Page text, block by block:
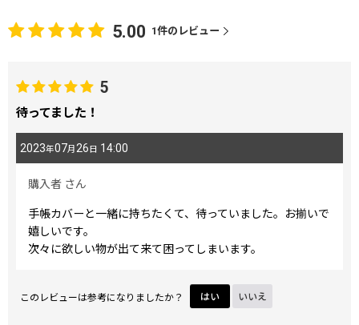
5.00 1件のレビュー
5
待ってました！
2023年07月 26日 14:00
購入者 さん
手帳カバーと一緒に持ちたくて、待っていました。お揃いで
嬉しいです。
次々に欲しい物が出て来て困ってしまいます。
このレビューは参考になりましたか？ はい いいえ